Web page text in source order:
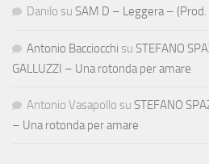
Danilo su SAM D – Leggera – (Prod.
Antonio Bacciocchi su STEFANO
GALLUZZI – Una rotonda per amare
Antonio Vasapollo su STEFANO
– Una rotonda per amare